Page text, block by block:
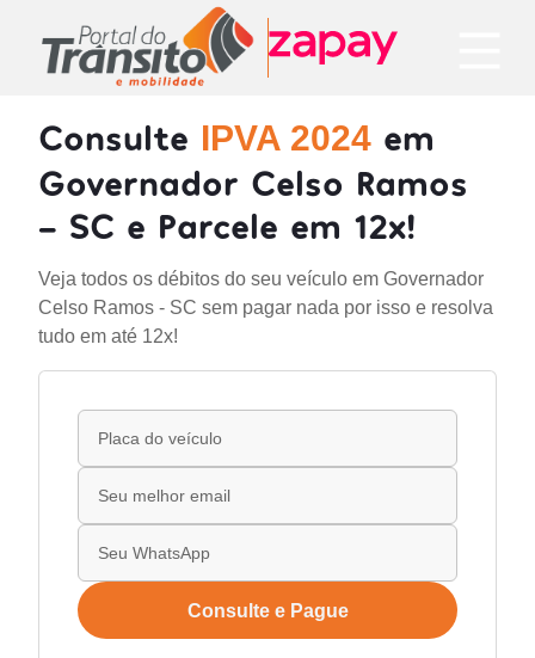
Consulte IPVA 2024 em
Governador Celso Ramos
- SC e Parcele em 12x!
Veja todos os débitos do seu veículo em Governador
Celso Ramos - SC sem pagar nada por isso e resolva
tudo em até 12x!
Consulte e Pague